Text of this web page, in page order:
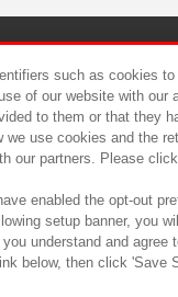
such as cookies
of our website with
to them or that they
we use cookies and the
our partners. Please
enabled the opt-out
setup banner, you
understand and
below, then click 'Save